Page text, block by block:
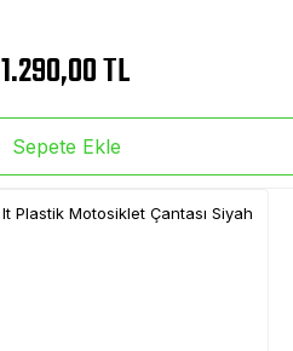
1.290,00 TL
Sepete Ekle